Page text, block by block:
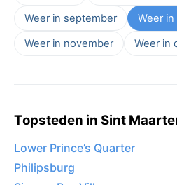
Weer in september
Weer
Weer in november
Weer in
Topsteden in Sint
Lower Prince’s Quarter
Philipsburg